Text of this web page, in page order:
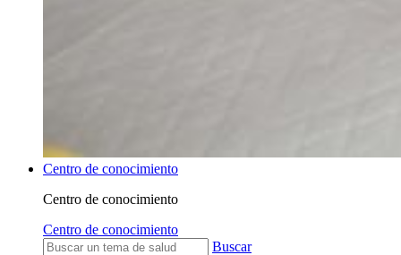
Centro de conocimiento
Centro de conocimiento
Centro de conocimiento
Buscar